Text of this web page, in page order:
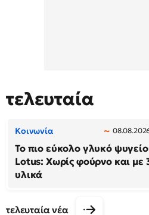
τελευταία
Κοινωνία
Το πιο εύκολο γλυκό
Lotus: Χωρίς φούρνο και με
υλικά
τελευταία νέα